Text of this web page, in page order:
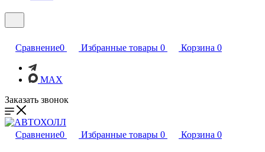
Сравнение0 Избранные товары 0 Корзина 0
MAX
Заказать звонок
Сравнение0 Избранные товары 0 Корзина 0